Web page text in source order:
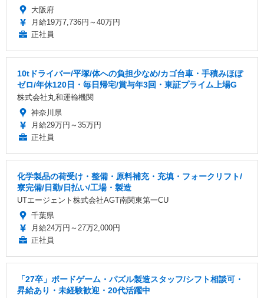
大阪府
月給19万7,736円～40万円
正社員
10tドライバー/平塚/体への負担少なめ/カゴ台車・手積みほぼ
ゼロ/年休120日・毎日帰宅/賞与年3回・東証プライム上場G
株式会社丸和運輸機関
神奈川県
月給29万円～35万円
正社員
化学製品の荷受け・整備・原料補充・充填・フォークリフト/
寮完備/日勤/日払い/工場・製造
UTエージェント株式会社AGT南関東第一CU
千葉県
月給24万円～27万2,000円
正社員
「27卒」ボードゲーム・パズル製造スタッフ/シフト相談可・
昇給あり・未経験歓迎・20代活躍中